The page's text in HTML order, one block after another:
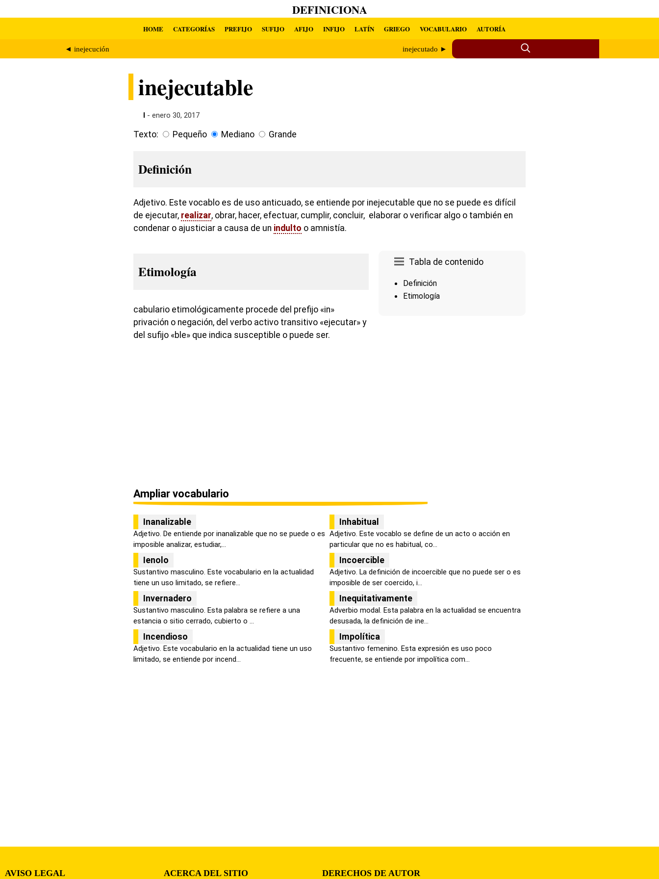
DEFINICIONA
HOME CATEGORÍAS PREFIJO SUFIJO AFIJO INFIJO LATÍN GRIEGO VOCABULARIO AUTORÍA
◄ inejecución inejecutado ►
inejecutable
- enero 30, 2017
Texto: Pequeño Mediano Grande
Definición
Adjetivo. Este vocablo es de uso anticuado, se entiende por inejecutable que no se puede es difícil
de ejecutar, realizar, obrar, hacer, efectuar, cumplir, concluir, elaborar o verificar algo o también en
condenar o ajusticiar a causa de un indulto o amnistía.
Tabla de contenido
Definición
Etimología
Etimología
cabulario etimológicamente procede del prefijo «in»
privación o negación, del verbo activo transitivo «ejecutar» y
del sufijo «ble» que indica susceptible o puede ser.
Ampliar vocabulario
Inanalizable
Adjetivo. De entiende por inanalizable que no se puede o es
imposible analizar, estudiar,...
Inhabitual
Adjetivo. Este vocablo se define de un acto o acción en
particular que no es habitual, co...
Ienolo
Sustantivo masculino. Este vocabulario en la actualidad
tiene un uso limitado, se refiere...
Incoercible
Adjetivo. La definición de incoercible que no puede ser o es
imposible de ser coercido, i...
Invernadero
Sustantivo masculino. Esta palabra se refiere a una
estancia o sitio cerrado, cubierto o ...
Inequitativamente
Adverbio modal. Esta palabra en la actualidad se encuentra
desusada, la definición de ine...
Incendioso
Adjetivo. Este vocabulario en la actualidad tiene un uso
limitado, se entiende por incend...
Impolítica
Sustantivo femenino. Esta expresión es uso poco
frecuente, se entiende por impolítica com...
AVISO LEGAL ACERCA DEL SITIO DERECHOS DE AUTOR